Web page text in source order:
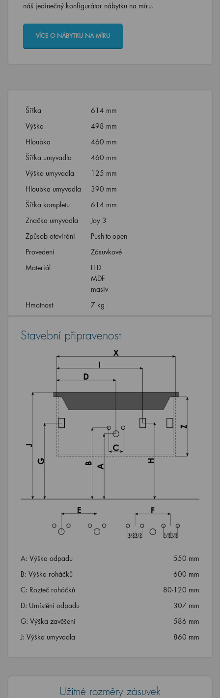
náš jedinečný konfigurátor nábytku na míru.
VÍCE O NÁBYTKU NA MÍRU
Šířka
614 mm
Výška
498 mm
Hloubka
460 mm
Šířka umyvadla
460 mm
Výška umyvadla
125 mm
Hloubka umyvadla
390 mm
Šířka kompletu
614 mm
Značka umyvadla
Joy 3
Způsob otevírání
Push-to-open
Provedení
Zásuvkové
Materiál
LTD
MDF
masiv
Hmotnost
7 kg
Stavební připravenost
A: Výška odpadu
550 mm
B: Výška roháčků
600 mm
C: Rozteč roháčků
80-120 mm
D: Umístění odpadu
307 mm
G: Výška zavěšení
586 mm
J: Výška umyvadla
860 mm
Užitné rozměry zásuvek